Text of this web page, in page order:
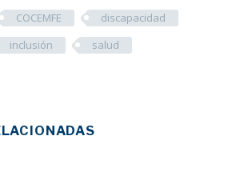
COCEMFE
discapacidad
inclusión salud